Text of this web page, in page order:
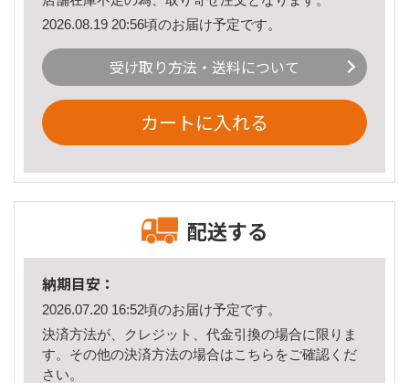
2026.08.19 20:56頃のお届け予定です。
受け取り方法・送料について
カートに入れる
配送する
納期目安：
2026.07.20 16:52頃のお届け予定です。
決済方法が、クレジット、代金引換の場合に限りま
す。その他の決済方法の場合はこちら をご確認くだ
さい。